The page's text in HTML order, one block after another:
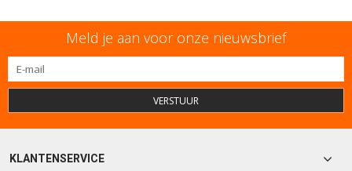
Meld je aan voor onze nieuwsbrief
VERSTUUR
KLANTENSERVICE